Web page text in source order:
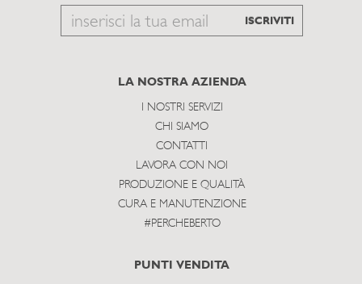
Email
subscribe
ISCRIVITI
LA NOSTRA AZIENDA
I NOSTRI SERVIZI
CHI SIAMO
CONTATTI
LAVORA CON NOI
PRODUZIONE E QUALITÀ
CURA E MANUTENZIONE
#PERCHEBERTO
PUNTI VENDITA